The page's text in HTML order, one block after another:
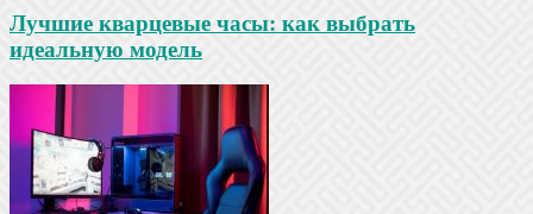
Лучшие кварцевые часы: как выбрать
идеальную модель